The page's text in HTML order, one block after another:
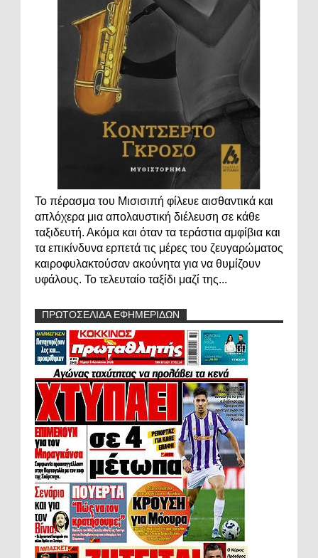
Το πέρασμα του Μισισιπή φίλευε αισθαντικά και
απλόχερα μια απολαυστική διέλευση σε κάθε
ταξιδευτή. Ακόμα και όταν τα τεράστια αμφίβια και
τα επικίνδυνα ερπετά τις μέρες του ζευγαρώματος
καιροφυλακτούσαν ακούνητα για να θυμίζουν
υφάλους. Το τελευταίο ταξίδι μαζί της...
ΠΡΩΤΟΣΕΛΙΔΑ ΕΦΗΜΕΡΙΔΩΝ